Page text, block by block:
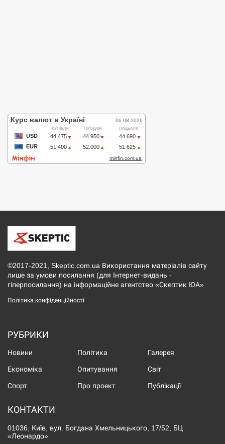
©2017-2021, Skeptic.com.ua Використання матеріалів сайту
лише за умови посилання (для Інтернет-видань -
гіперпосилання) на інформаційне агентство «Скептик ЮА»
Політика конфіденційності
РУБРИКИ
Новини Політика Галерея
Економіка Опитування Світ
Спорт Про проект Публікації
КОНТАКТИ
01036, Київ, вул. Богдана Хмельницького, 17/52, БЦ
«Леонардо»